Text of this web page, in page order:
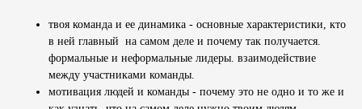
твоя команда и ее динамика - основные характеристики, кто
в ней главный на самом деле и почему так получается.
формальные и неформальные лидеры. взаимодействие
между участниками команды.
мотивация людей и команды - почему это не одно и то же и